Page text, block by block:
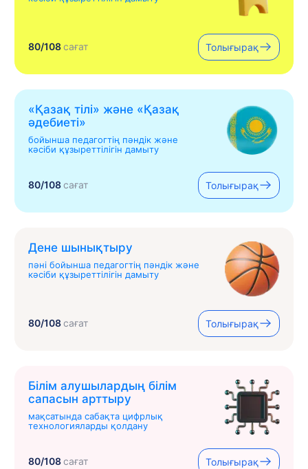
80/108сағат Толығырақ
«Қазақ тілі» жəне «Қазақ
əдебиеті»
бойынша педагогтің пәндік және
кәсіби құзыреттілігін дамыту
80/108сағат Толығырақ
Дене шынықтыру
пәні бойынша педагогтің пәндік және
кәсіби құзыреттілігін дамыту
80/108сағат Толығырақ
Білім алушылардың білім
сапасын арттыру
мақсатында сабақта цифрлық
технологияларды қолдану
80/108сағат Толығырақ